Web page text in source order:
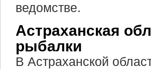
ведомстве.
Астраханская
рыбалки
В Астраханской